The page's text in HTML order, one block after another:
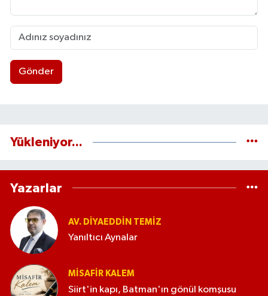
Gönder
Yükleniyor...
Yazarlar
AV. DIYAEDDIN TEMIZ
Yanıltıcı Aynalar
MISAFIR KALEM
Siirt'in kapı, Batman'ın gönül komşusu